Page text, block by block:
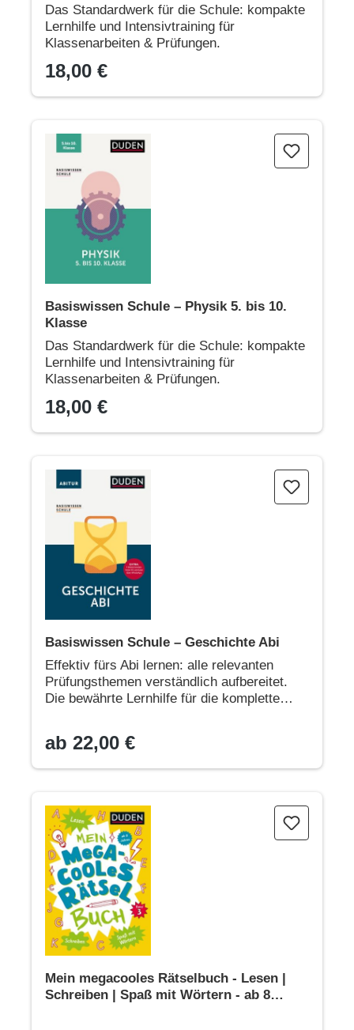
Das Standardwerk für die Schule: kompakte
Lernhilfe und Intensivtraining für
Klassenarbeiten & Prüfungen.
18,00 €
Basiswissen Schule – Physik 5. bis 10. Klasse
Basiswissen Schule – Physik 5. bis 10.
Klasse
Das Standardwerk für die Schule: kompakte
Lernhilfe und Intensivtraining für
Klassenarbeiten & Prüfungen.
18,00 €
Basiswissen Schule – Geschichte Abi
Basiswissen Schule – Geschichte Abi
Effektiv fürs Abi lernen: alle relevanten
Prüfungsthemen verständlich aufbereitet.
Die bewährte Lernhilfe für die komplette
ab 22,00 €
Mein megacooles Rätselbuch - Lesen | Schreiben | Spaß
Mein megacooles Rätselbuch - Lesen |
Schreiben | Spaß mit Wörtern - ab 8